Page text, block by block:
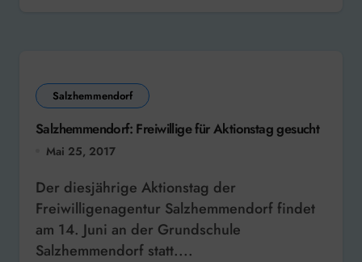
Salzhemmendorf
Salzhemmendorf: Freiwillige für Aktionstag gesucht
Mai 25, 2017
Der diesjährige Aktionstag der
Freiwilligenagentur Salzhemmendorf findet
am 14. Juni an der Grundschule
Salzhemmendorf statt....